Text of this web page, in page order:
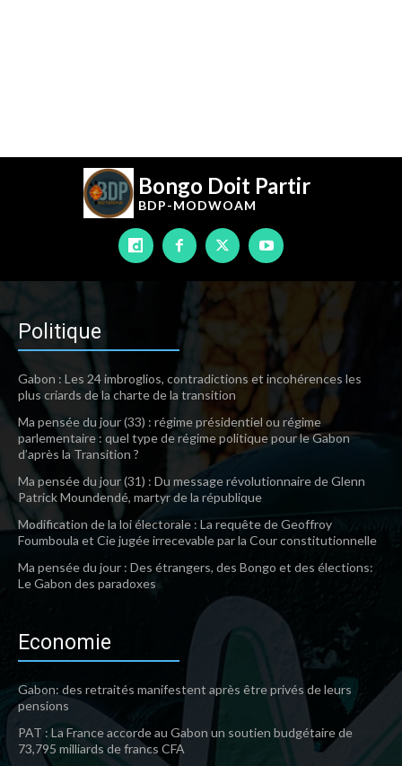
Bongo Doit Partir
BDP-MODWOAM
Politique
Gabon : Les 24 imbroglios, contradictions et incohérences les
plus criards de la charte de la transition
Ma pensée du jour (33) : régime présidentiel ou régime
parlementaire : quel type de régime politique pour le Gabon
d’après la Transition ?
Ma pensée du jour (31) : Du message révolutionnaire de Glenn
Patrick Moundendé, martyr de la république
Modification de la loi électorale : La requête de Geoffroy
Foumboula et Cie jugée irrecevable par la Cour constitutionnelle
Ma pensée du jour : Des étrangers, des Bongo et des élections:
Le Gabon des paradoxes
Economie
Gabon: des retraités manifestent après être privés de leurs
pensions
PAT : La France accorde au Gabon un soutien budgétaire de
73,795 milliards de francs CFA